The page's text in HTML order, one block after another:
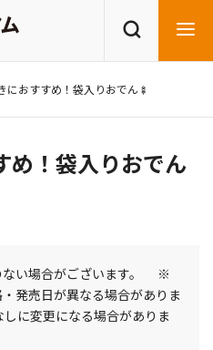
レシピを探す
におすすめ！袋入りおでん🍢
め！袋入りおでん
ない場合がございます。 ※
発売日が異なる場合がありま
に変更になる場合がありま